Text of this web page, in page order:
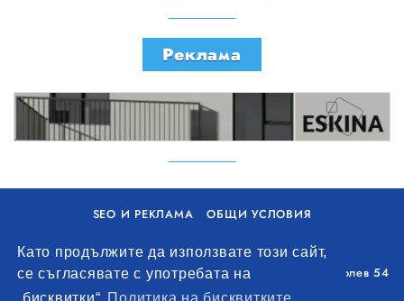
Като продължите да използвате този сайт,
се съгласявате с употребата на
Реклама
SEO И РЕКЛАМА
ОБЩИ УСЛОВИЯ
Уолоу Интернешънъл ЕООД, гр. Варна, бул. Генерал Колев 54
+359 893 621 112